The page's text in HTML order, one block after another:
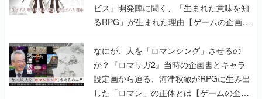
ビス』開発陣に聞く、「生まれた意味を知
るRPG」が生まれた理由【ゲームの企画
書】
なにが、人を「ロマンシング」させるの
か？『ロマサガ2』当時の企画書とキャラ
設定画から迫る、河津秋敏がRPGに生み出
した「ロマン」の正体とは【ゲームの企画